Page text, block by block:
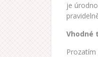
je
Vhodné